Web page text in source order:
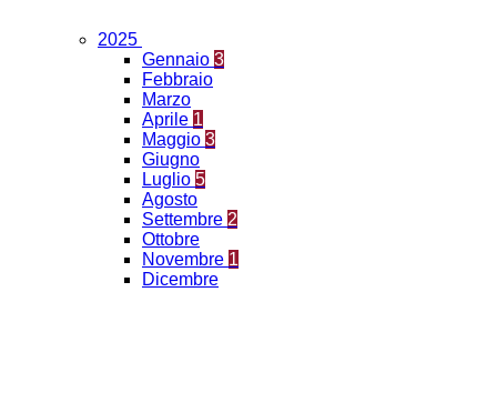
2025
Gennaio 3
Febbraio
Marzo
Aprile 1
Maggio 3
Giugno
Luglio 5
Agosto
Settembre 2
Ottobre
Novembre 1
Dicembre